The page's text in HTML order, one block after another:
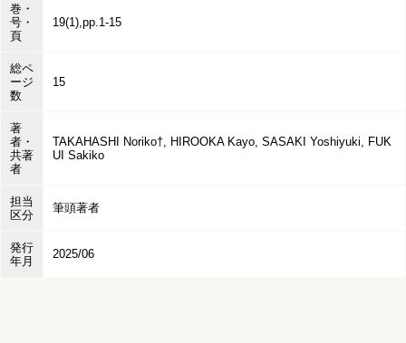
巻・
号・
頁
19(1),pp.1-15
総ペ
ージ
数
15
著
者・
共著
者
TAKAHASHI Noriko†, HIROOKA Kayo, SASAKI Yoshiyuki, FUK
UI Sakiko
担当
区分
筆頭著者
発行
年月
2025/06